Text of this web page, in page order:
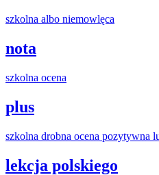
szkolna albo niemowlęca
nota
szkolna ocena
plus
szkolna drobna ocena pozytywna
lekcja polskiego